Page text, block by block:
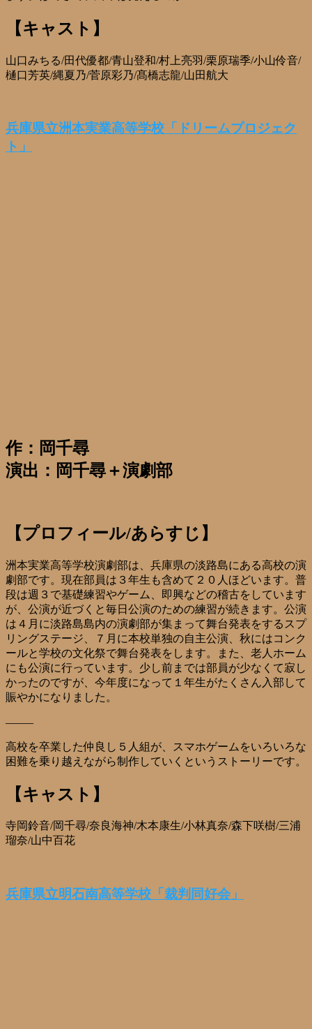
【キャスト】
山口みちる/田代優都/青山登和/村上亮羽/栗原瑞季/小山伶音/
樋口芳英/縄夏乃/菅原彩乃/髙橋志龍/山田航大
兵庫県立洲本実業高等学校「ドリームプロジェク
ト」
作：岡千尋
演出：岡千尋＋演劇部
【プロフィール/あらすじ】
洲本実業高等学校演劇部は、兵庫県の淡路島にある高校の演
劇部です。現在部員は３年生も含めて２０人ほどいます。普
段は週３で基礎練習やゲーム、即興などの稽古をしています
が、公演が近づくと毎日公演のための練習が続きます。公演
は４月に淡路島島内の演劇部が集まって舞台発表をするスプ
リングステージ、７月に本校単独の自主公演、秋にはコンク
ールと学校の文化祭で舞台発表をします。また、老人ホーム
にも公演に行っています。少し前までは部員が少なくて寂し
かったのですが、今年度になって１年生がたくさん入部して
賑やかになりました。
——–
高校を卒業した仲良し５人組が、スマホゲームをいろいろな
困難を乗り越えながら制作していくというストーリーです。
【キャスト】
寺岡鈴音/岡千尋/奈良海神/木本康生/小林真奈/森下咲樹/三浦
瑠奈/山中百花
兵庫県立明石南高等学校「裁判同好会」